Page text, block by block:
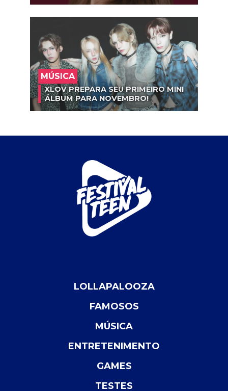
MÚSICA
XLOV PREPARA SEU PRIMEIRO MINI
ÁLBUM PARA NOVEMBRO!
LOLLAPALOOZA
FAMOSOS
MÚSICA
ENTRETENIMENTO
GAMES
TESTES